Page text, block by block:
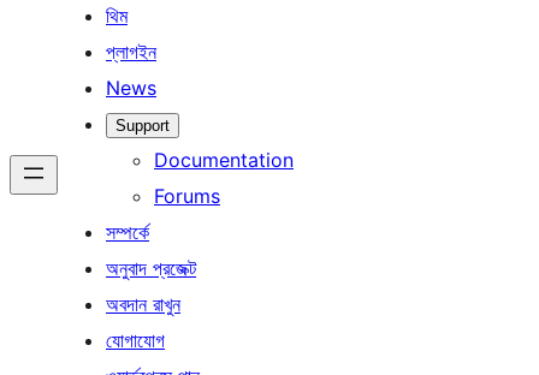
থিম
প্লাগইন
News
Support
Documentation
Forums
সম্পর্কে
অনুবাদ প্রজেক্ট
অবদান রাখুন
যোগাযোগ